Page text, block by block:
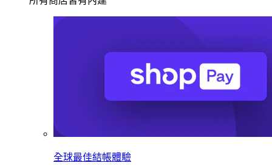
全球最佳結帳體驗